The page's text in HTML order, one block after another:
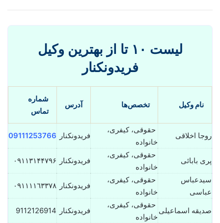
لیست ۱۰ تا از بهترین وکیل
فریدونکنار
نام وکیل تخصص‌ها آدرس
شماره
تماس
روجا اخلاقی
حقوقی، کیفری،
خانواده
فریدونکنار 09111253766
پری بابائی
حقوقی، کیفری،
خانواده
فریدونکنار ۰۹۱۱۳۱۴۴۷۹۶
سیدعباس
عباسی
حقوقی، کیفری،
خانواده
فریدونکنار ٠٩١١١١٦٣٣٧٨
صدیقه اسماعیلی
حقوقی، کیفری،
خانواده
فریدونکنار 9112126914